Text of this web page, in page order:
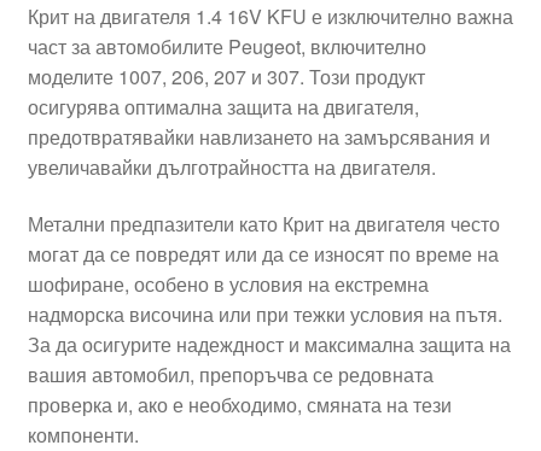
Крит на двигателя 1.4 16V KFU е изключително важна
част за автомобилите Peugeot, включително
моделите 1007, 206, 207 и 307. Този продукт
осигурява оптимална защита на двигателя,
предотвратявайки навлизането на замърсявания и
увеличавайки дълготрайността на двигателя.
Метални предпазители като Крит на двигателя често
могат да се повредят или да се износят по време на
шофиране, особено в условия на екстремна
надморска височина или при тежки условия на пътя.
За да осигурите надеждност и максимална защита на
вашия автомобил, препоръчва се редовната
проверка и, ако е необходимо, смяната на тези
компоненти.